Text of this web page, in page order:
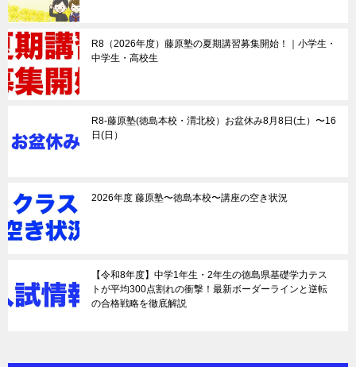
R8（2026年度）藤原塾の夏期講習募集開始！｜小学生・
中学生・高校生
R8-藤原塾(徳島本校・渭北校）お盆休み8月8日(土）〜16
日(日）
2026年度 藤原塾〜徳島本校〜講座の空き状況
【令和8年度】中学1年生・2年生の徳島県基礎学力テス
トが平均300点割れの衝撃！最新ボーダーラインと逆転
の合格戦略を徹底解説